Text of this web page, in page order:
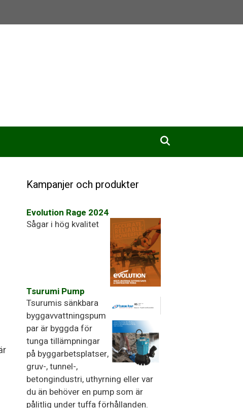
Kampanjer och produkter
Evolution Rage 2024
Sågar i hög kvalitet
Tsurumi Pump
Tsurumis sänkbara
byggavvattningspum
par är byggda för
tunga tillämpningar
på byggarbetsplatser,
gruv-, tunnel-,
betongindustri, uthyrning eller var
du än behöver en pump som är